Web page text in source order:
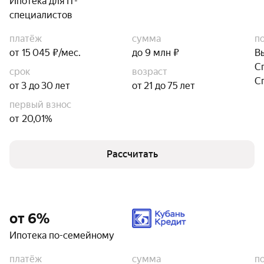
специалистов
платёж
от 15 045 ₽/мес.
сумма
до 9 млн ₽
срок
от 3 до 30 лет
возраст
от 21 до 75 лет
первый взнос
от 20,01%
Рассчитать
от 6%
Ипотека по-семейному
платёж сумма